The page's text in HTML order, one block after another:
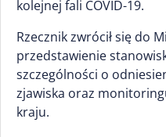
kolejnej fali COVID-19.
Rzecznik zwrócił się do
przedstawienie
szczególności o
zjawiska oraz
kraju.